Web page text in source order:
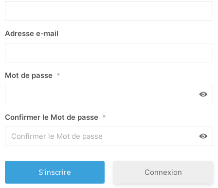
Adresse e-mail
Mot de passe *
Confirmer le Mot de passe *
Connexion